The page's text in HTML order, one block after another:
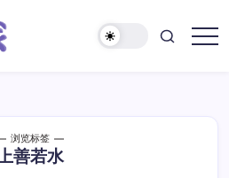
浏览标签
善若水